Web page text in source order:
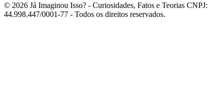
© 2026 Já Imaginou Isso? - Curiosidades, Fatos e Teorias CNPJ:
44.998.447/0001-77 - Todos os direitos reservados.